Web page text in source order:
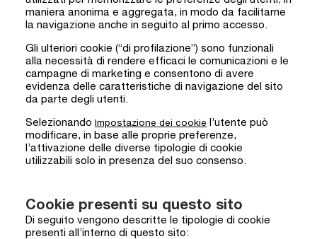
maniera anonima e aggregata, in modo da facilitarne
la navigazione anche in seguito al primo accesso.
Gli ulteriori cookie (“di profilazione”) sono funzionali
alla necessità di rendere efficaci le comunicazioni e le
campagne di marketing e consentono di avere
evidenza delle caratteristiche di navigazione del sito
da parte degli utenti.
Selezionando Impostazione dei cookie l’utente può
modificare, in base alle proprie preferenze,
l’attivazione delle diverse tipologie di cookie
utilizzabili solo in presenza del suo consenso.
Cookie presenti su questo sito
Di seguito vengono descritte le tipologie di cookie
presenti all’interno di questo sito: